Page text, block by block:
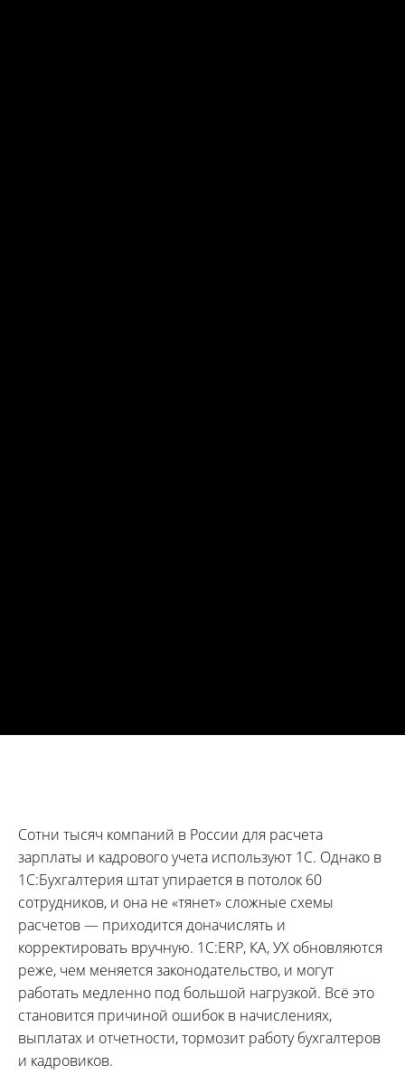
Сотни тысяч компаний в России для расчета
зарплаты и кадрового учета используют 1С. Однако в
1С:Бухгалтерия штат упирается в потолок 60
сотрудников, и она не «тянет» сложные схемы
расчетов — приходится доначислять и
корректировать вручную. 1С:ERP, КА, УХ обновляются
реже, чем меняется законодательство, и могут
работать медленно под большой нагрузкой. Всё это
становится причиной ошибок в начислениях,
выплатах и отчетности, тормозит работу бухгалтеров
и кадровиков.